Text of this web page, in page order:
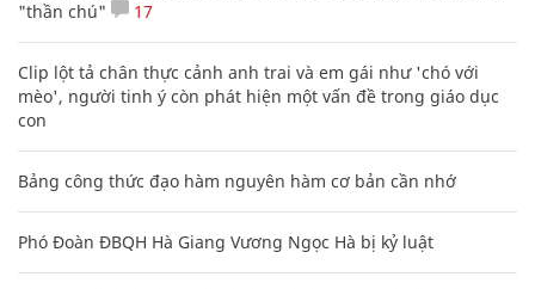
"thần chú"
17
Clip lột tả chân thực cảnh anh trai và em gái như 'chó với
mèo', người tinh ý còn phát hiện một vấn đề trong giáo dục
con
Bảng công thức đạo hàm nguyên hàm cơ bản cần nhớ
Phó Đoàn ĐBQH Hà Giang Vương Ngọc Hà bị kỷ luật